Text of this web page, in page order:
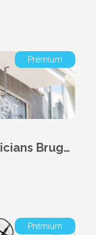
Premium
iO. Independent Opticians Brugge
Premium